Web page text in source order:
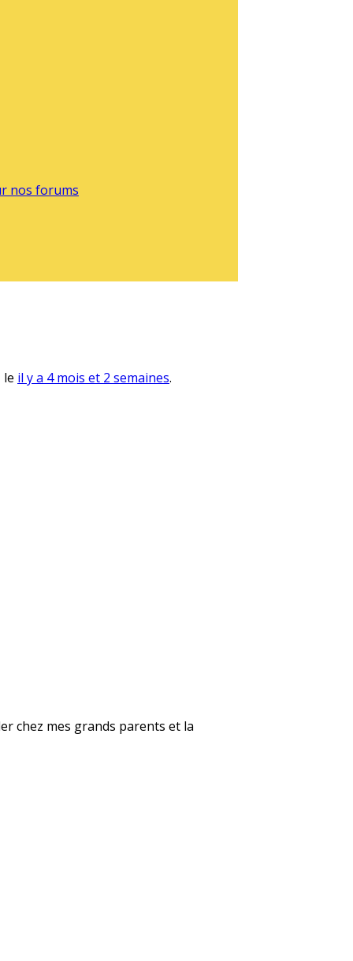
nos forums
le il y a 4 mois et 2 semaines.
chez mes grands parents et la